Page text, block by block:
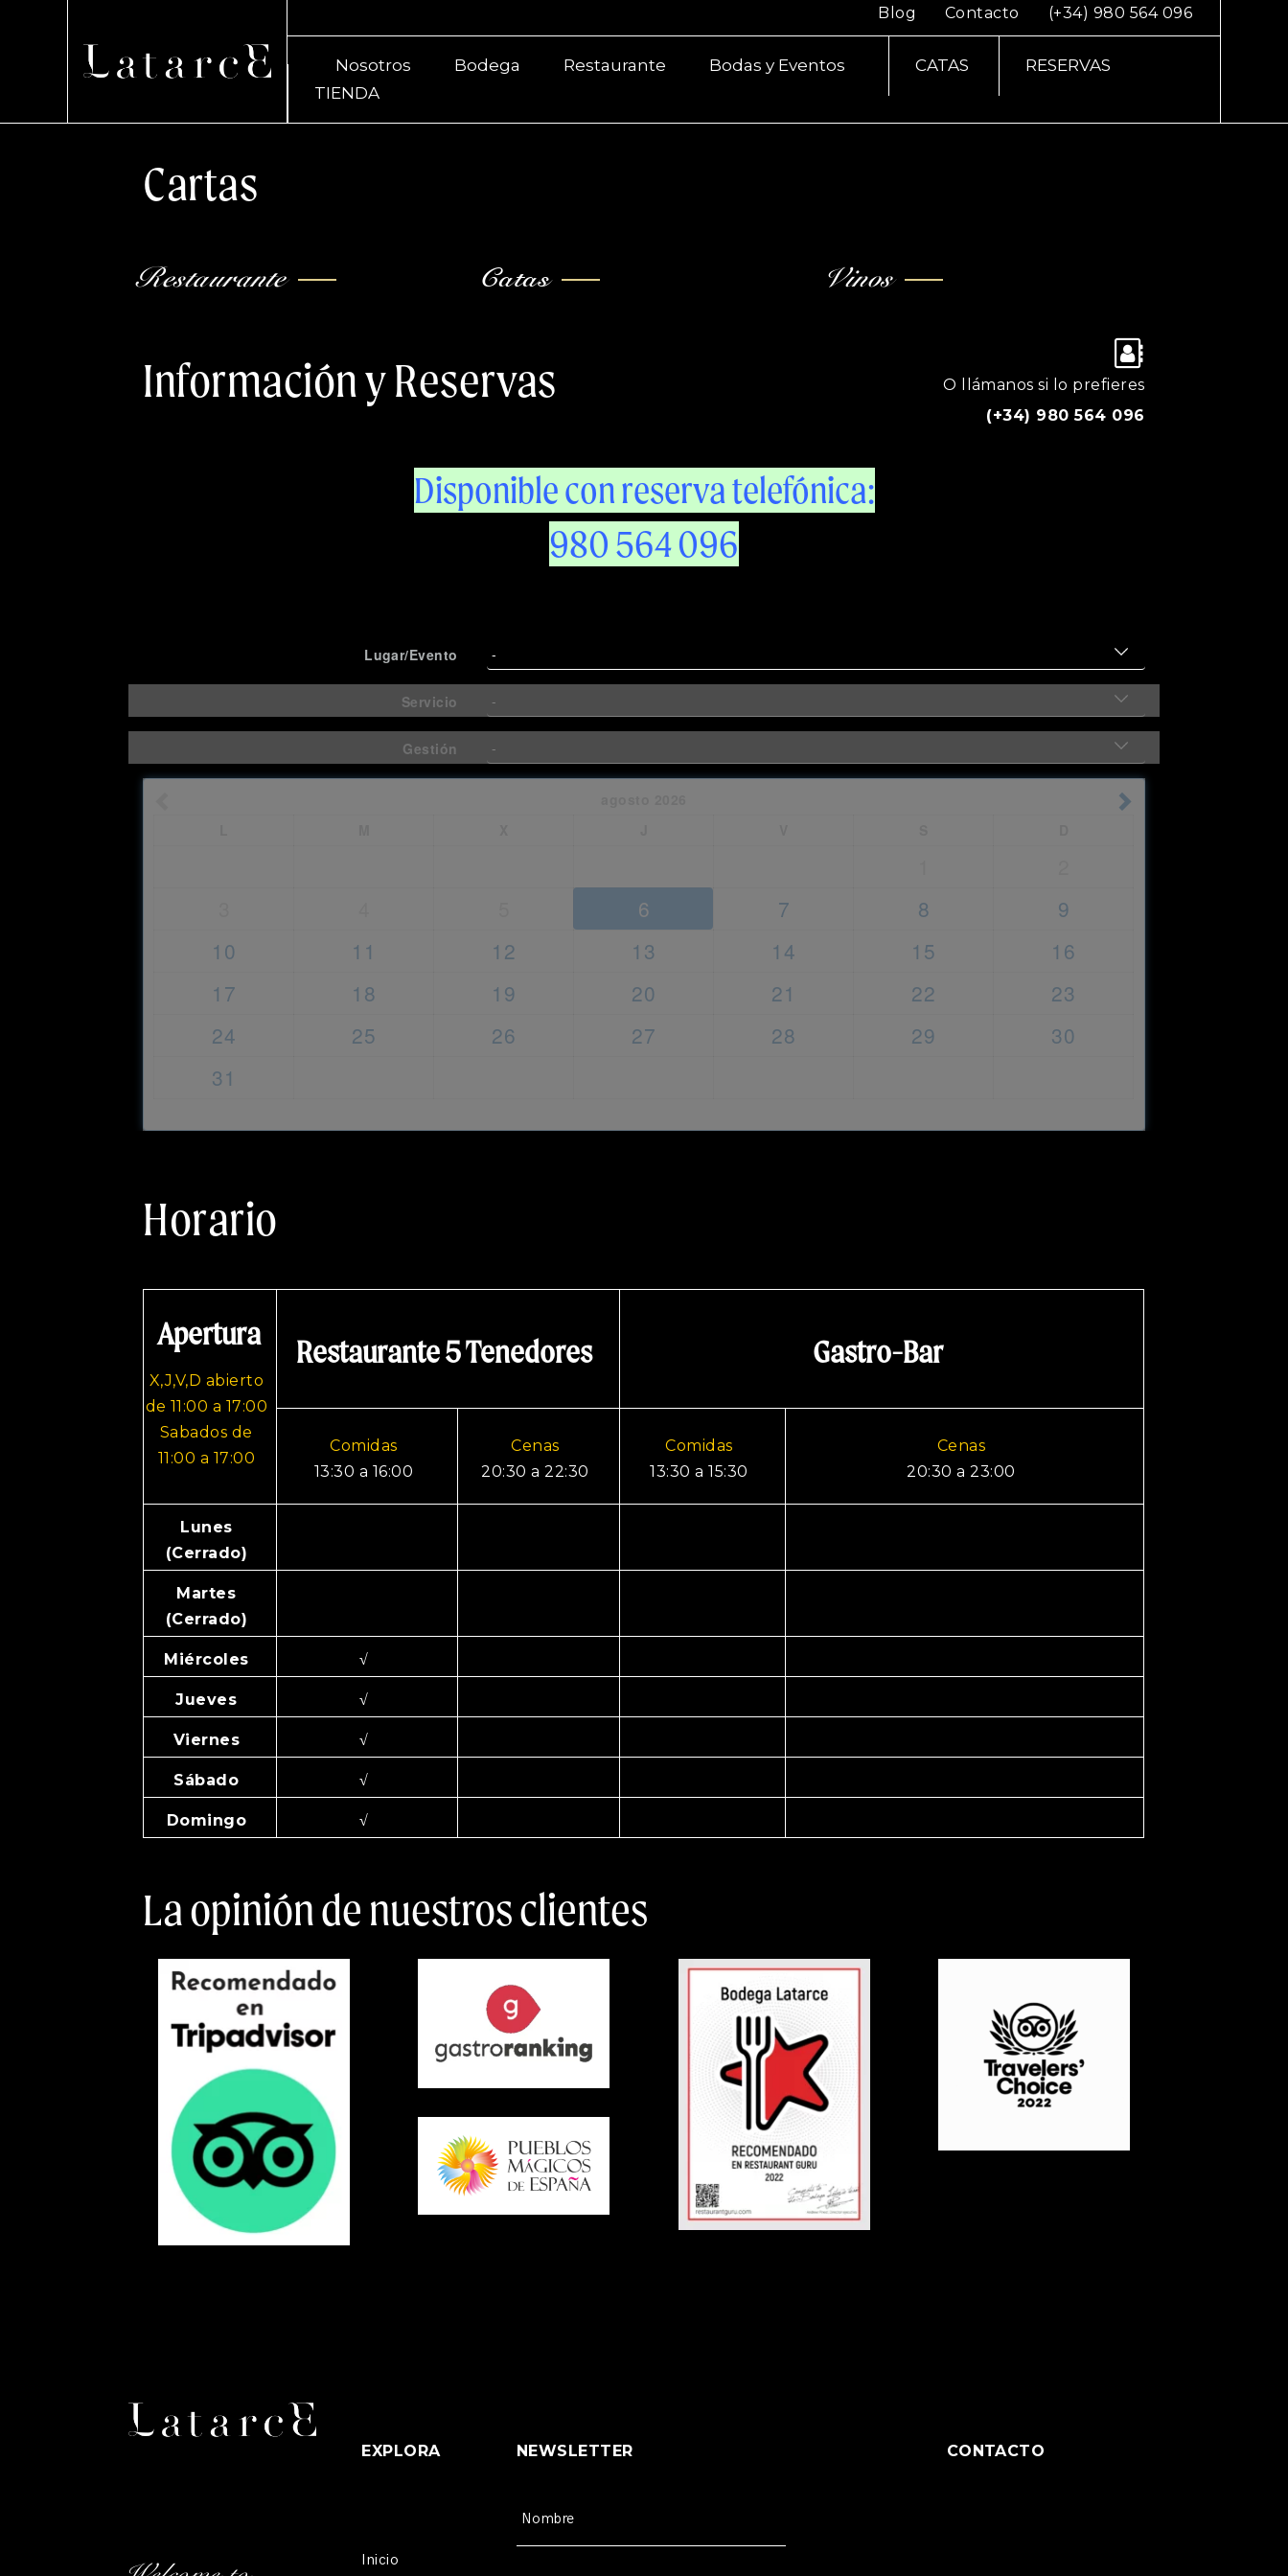
Blog Contacto (+34) 980 564 096
Nosotros Bodega Restaurante Bodas y Eventos CATAS
RESERVAS
TIENDA
Cartas
Restaurante Catas Vinos
Información y Reservas
O llámanos si lo prefieres
(+34) 980 564 096
Disponible con reserva telefónica:
980 564 096
Lugar/Evento
Servicio
Gestión
6 7 8
9
10
11 12 13 14 15
16
17
18 19 20 21 22
23
24
25 26 27 28 29
30
31
Horario
Apertura
X,J,V,D abierto
de 11:00 a 17:00
Sabados de
11:00 a 17:00
Restaurante 5 Tenedores Gastro-Bar
Comidas
13:30 a 16:00
Cenas
20:30 a 22:30
Comidas
13:30 a 15:30
Cenas
20:30 a 23:00
Lunes
(Cerrado)
Martes
(Cerrado)
Miércoles √
Jueves √
Viernes √
Sábado √
Domingo √
La opinión de nuestros clientes
EXPLORA
Inicio
NEWSLETTER CONTACTO